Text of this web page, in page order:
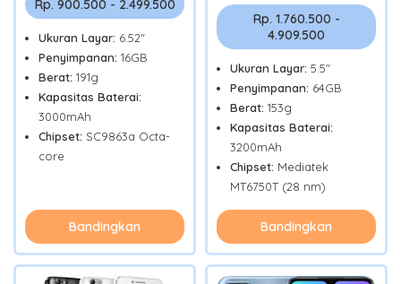
Rp. 900.500 - 2.499.500
Ukuran Layar: 6.52"
Penyimpanan: 16GB
Berat: 191g
Kapasitas Baterai:
3000mAh
Chipset: SC9863a Octa-
core
Bandingkan
Rp. 1.760.500 -
4.909.500
Ukuran Layar: 5.5"
Penyimpanan: 64GB
Berat: 153g
Kapasitas Baterai:
3200mAh
Chipset: Mediatek
MT6750T (28 nm)
Bandingkan